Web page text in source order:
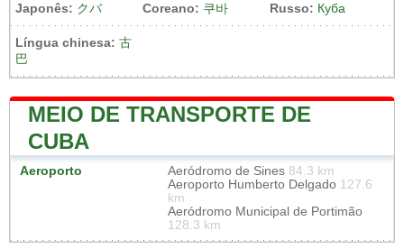
Japonês: クバ Coreano: 쿠바 Russo: Куба
Língua chinesa: 古
巴
MEIO DE TRANSPORTE DE
CUBA
Aeroporto Aeródromo de Sines 84.3 km
Aeroporto Humberto Delgado 127.6
km
Aeródromo Municipal de Portimão
128.3 km